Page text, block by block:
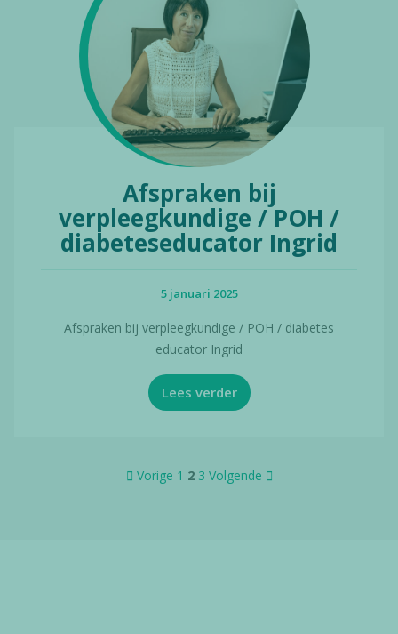
Afspraken bij
verpleegkundige / POH /
diabeteseducator Ingrid
5 januari 2025
Afspraken bij verpleegkundige / POH / diabetes
educator Ingrid
Lees verder
Vorige 1 2 3 Volgende